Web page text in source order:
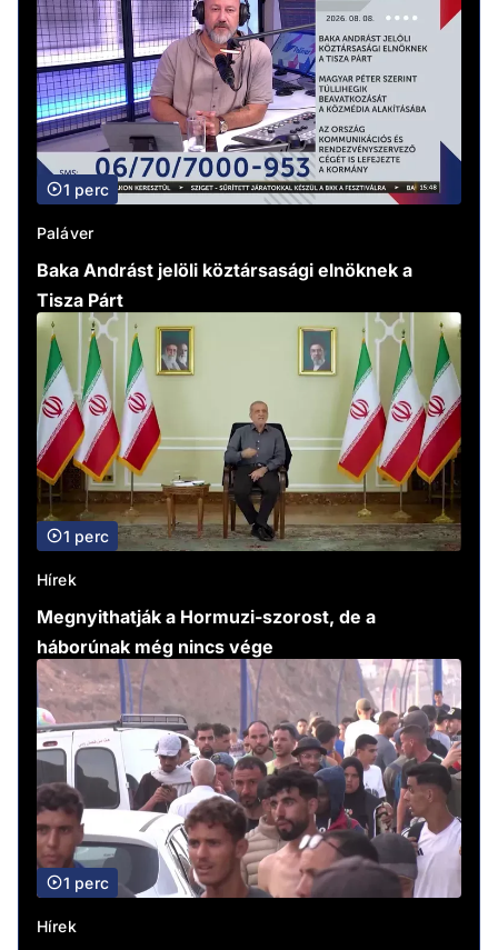
1 perc
Paláver
Baka Andrást jelöli köztársasági elnöknek a
Tisza Párt
1 perc
Hírek
Megnyithatják a Hormuzi-szorost, de a
háborúnak még nincs vége
1 perc
Hírek